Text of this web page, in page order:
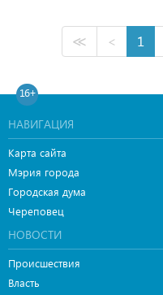
≪ < 1
16+
НАВИГАЦИЯ
Карта сайта
Мэрия города
Городская дума
Череповец
НОВОСТИ
Происшествия
Власть